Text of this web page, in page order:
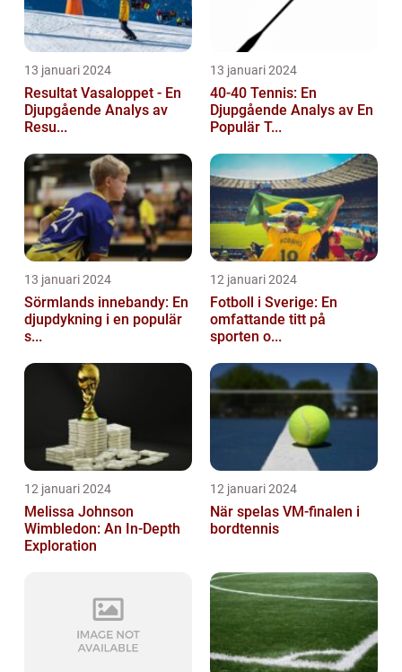
13 januari 2024
Resultat Vasaloppet - En
Djupgående Analys av
Resu...
13 januari 2024
40-40 Tennis: En
Djupgående Analys av En
Populär T...
13 januari 2024
Sörmlands innebandy: En
djupdykning i en populär
s...
12 januari 2024
Fotboll i Sverige: En
omfattande titt på
sporten o...
12 januari 2024
Melissa Johnson
Wimbledon: An In-Depth
Exploration
12 januari 2024
När spelas VM-finalen i
bordtennis